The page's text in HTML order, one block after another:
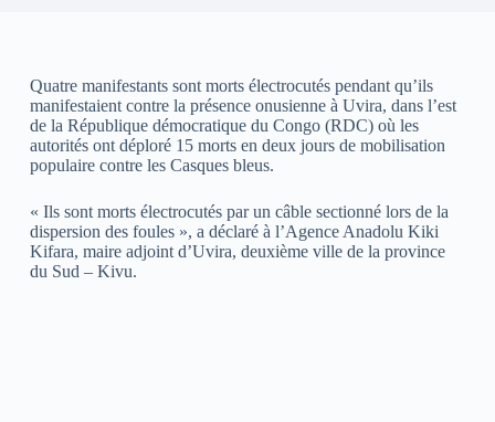
Quatre manifestants sont morts électrocutés pendant qu’ils
manifestaient contre la présence onusienne à Uvira, dans l’est
de la République démocratique du Congo (RDC) où les
autorités ont déploré 15 morts en deux jours de mobilisation
populaire contre les Casques bleus.
« Ils sont morts électrocutés par un câble sectionné lors de la
dispersion des foules », a déclaré à l’Agence Anadolu Kiki
Kifara, maire adjoint d’Uvira, deuxième ville de la province
du Sud – Kivu.